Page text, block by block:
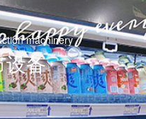
machinery
设备